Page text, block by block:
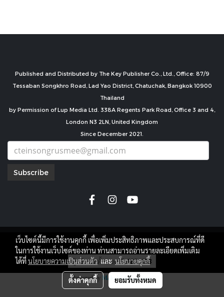
Published and Distributed by The Key Publisher Co., Ltd., Office: 87/9
Tessaban Songkhro Road, Lad Yao District, Chatuchak, Bangkok 10900
Thailand
by Permission of Lup Media Ltd. 338A Regents Park Road, Office 3 and 4,
London N3 2LN, United Kingdom
Since December 2021.
Subscribe
copyright by
ผู้เข้าชมทั้งหมด7,685,433
Powered by MakeWebEasy.com
เว็บไซต์นี้มีการใช้งานคุกกี้ เพื่อเพิ่มประสิทธิภาพและประสบการณ์ที่ดี
ในการใช้งานเว็บไซต์ของท่าน ท่านสามารถอ่านรายละเอียดเพิ่มเติม
ได้ที่นโยบายความเป็นส่วนตัวและนโยบายคุกกี้
ตั้งค่าคุกกี้ ยอมรับทั้งหมด